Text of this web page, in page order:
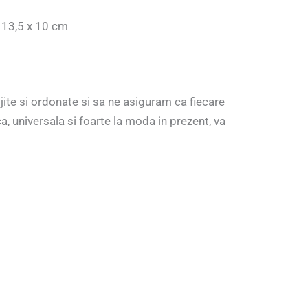
x 10 cm
si ordonate si sa ne asiguram ca fiecare
universala si foarte la moda in prezent, va